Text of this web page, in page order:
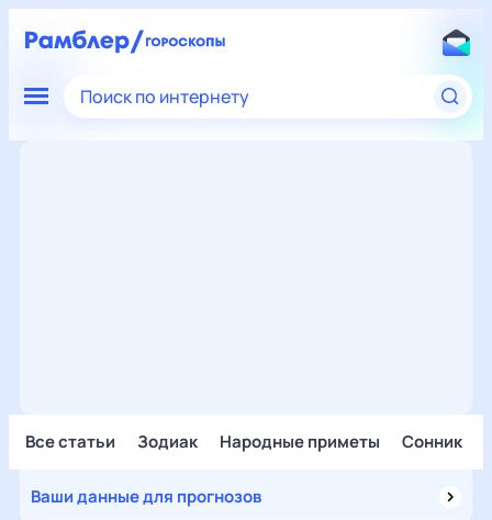
Поиск по интернету
Все статьи Зодиак Народные приметы Сонник
Ваши данные для прогнозов